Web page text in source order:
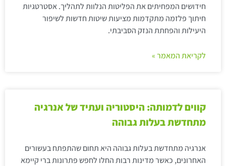
חידושים המפחיתים את הפליטות הנלוות לתהליך. אסטרטגיות
חיתוך פלזמה מתקדמות מציעות שיטות חדשות לשיפור
היעילות והפחתת הנזק הסביבתי.
לקריאת המאמר »
קווים לדמותה: היסטוריה ועתיד של אנרגיה
מתחדשת בעלות גבוהה
אנרגיה מתחדשת בעלות גבוהה היא תחום שהתפתח בעשורים
האחרונים, כאשר מדינות רבות החלו לחפש פתרונות ברי קיימא